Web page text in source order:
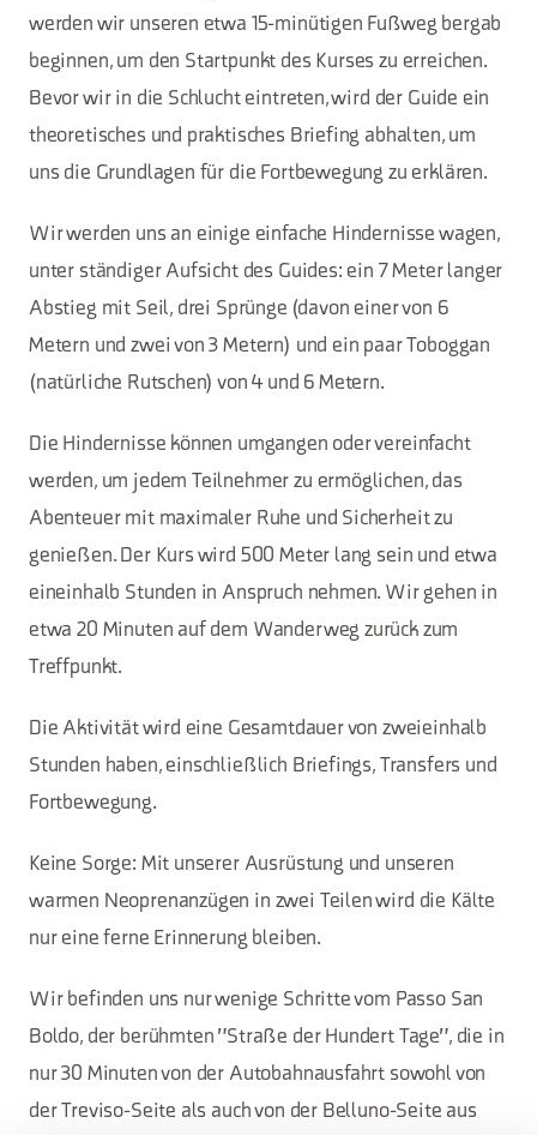
werden wir unseren etwa 15-minütigen Fußweg bergab
beginnen, um den Startpunkt des Kurses zu erreichen.
Bevor wir in die Schlucht eintreten, wird der Guide ein
theoretisches und praktisches Briefing abhalten, um
uns die Grundlagen für die Fortbewegung zu erklären.
Wir werden uns an einige einfache Hindernisse wagen,
unter ständiger Aufsicht des Guides: ein 7 Meter langer
Abstieg mit Seil, drei Sprünge (davon einer von 6
Metern und zwei von 3 Metern) und ein paar Toboggan
(natürliche Rutschen) von 4 und 6 Metern.
Die Hindernisse können umgangen oder vereinfacht
werden, um jedem Teilnehmer zu ermöglichen, das
Abenteuer mit maximaler Ruhe und Sicherheit zu
genießen. Der Kurs wird 500 Meter lang sein und etwa
eineinhalb Stunden in Anspruch nehmen. Wir gehen in
etwa 20 Minuten auf dem Wanderweg zurück zum
Treffpunkt.
Die Aktivität wird eine Gesamtdauer von zweieinhalb
Stunden haben, einschließlich Briefings, Transfers und
Fortbewegung.
Keine Sorge: Mit unserer Ausrüstung und unseren
warmen Neoprenanzügen in zwei Teilen wird die Kälte
nur eine ferne Erinnerung bleiben.
Wir befinden uns nur wenige Schritte vom Passo San
Boldo, der berühmten "Straße der Hundert Tage", die in
nur 30 Minuten von der Autobahnausfahrt sowohl von
der Treviso-Seite als auch von der Belluno-Seite aus